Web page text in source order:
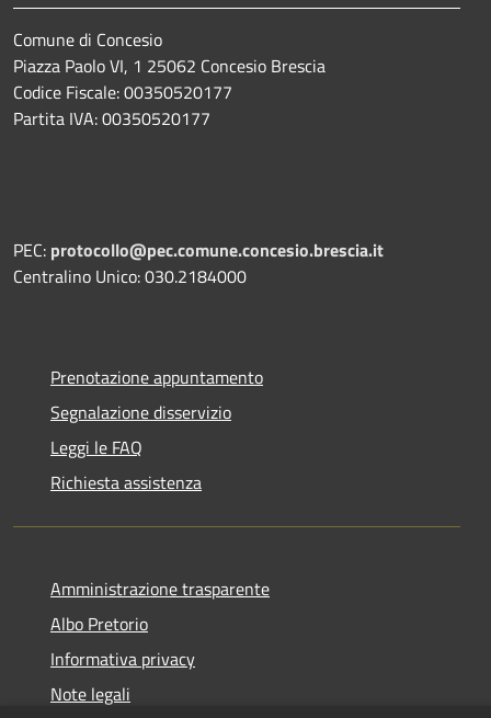
Comune di Concesio
Piazza Paolo VI, 1 25062 Concesio Brescia
Codice Fiscale: 00350520177
Partita IVA: 00350520177
PEC: protocollo@pec.comune.concesio.brescia.it
Centralino Unico: 030.2184000
Prenotazione appuntamento
Segnalazione disservizio
Leggi le FAQ
Richiesta assistenza
Amministrazione trasparente
Albo Pretorio
Informativa privacy
Note legali